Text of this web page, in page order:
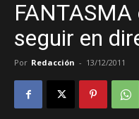
FANTASMA
seguir en
Por Redacción - 13/12/2011